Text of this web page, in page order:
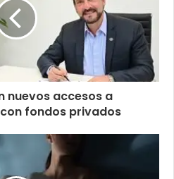
nuevos accesos a
fondos privados